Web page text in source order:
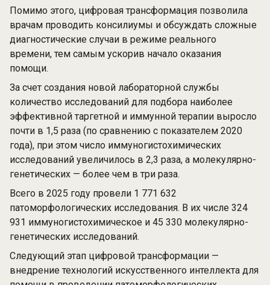
Помимо этого, цифровая трансформация позволила
врачам проводить консилиумы и обсуждать сложные
диагностические случаи в режиме реального
времени, тем самым ускорив начало оказания
помощи.
За счет создания новой лабораторной службы
количество исследований для подбора наиболее
эффективной таргетной и иммунной терапии выросло
почти в 1,5 раза (по сравнению с показателем 2020
года), при этом число иммуногистохимических
исследований увеличилось в 2,3 раза, а молекулярно-
генетических — более чем в три раза.
Всего в 2025 году провели 1 771 632
патоморфологических исследования. В их числе 324
931 иммуногистохимическое и 45 330 молекулярно-
генетических исследований.
Следующий этап цифровой трансформации —
внедрение технологий искусственного интеллекта для